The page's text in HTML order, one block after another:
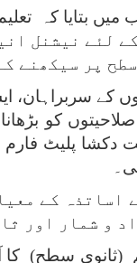
میں بتایا کہ
تربیتی پروگرام کے
پر سیکھنے
لاکھ پرائمری اساتذہ
دکشا پلیٹ
اساتذہ کے
و شمار اور
کے اساتذہ کے لیے 29 جولائی